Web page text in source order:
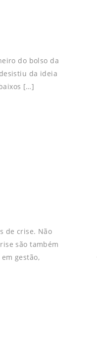
do bolso da
da ideia
[…]
de crise. Não
são também
gestão,